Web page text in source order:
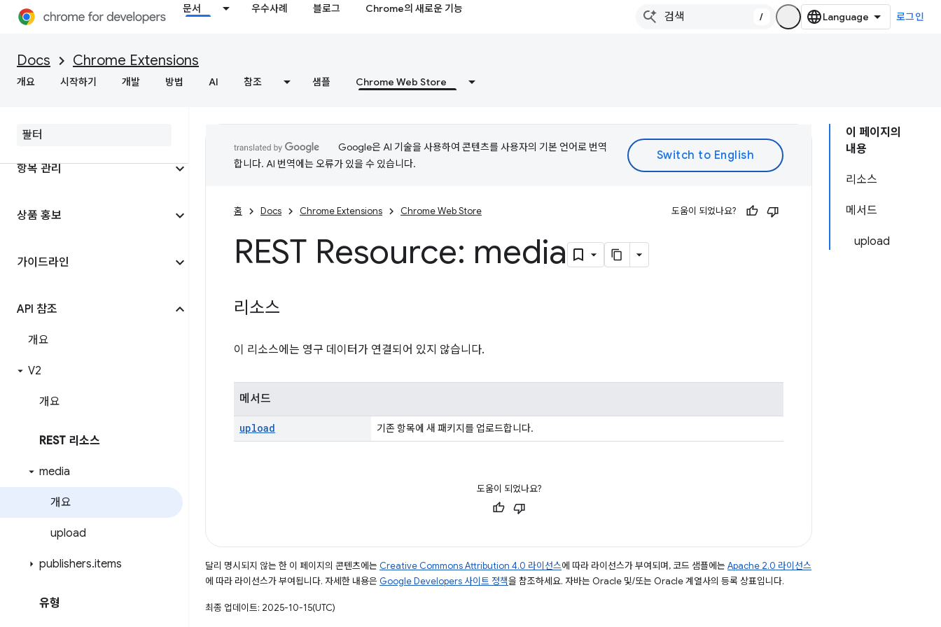
문서 우수사례 블로그 Chrome의 새로운 기능
/ 로그인
Docs Chrome Extensions
개요 시작하기 개발 방법 AI 참조 샘플 Chrome Web Store
콘텐츠 게시 전
항목 관리
상품 홍보
가이드라인
API 참조
개요
V2
개요
REST 리소스
media
개요
upload
publishers.items
유형
이 페이지의
내용
리소스
메서드
upload
Google은 AI 기술을 사용하여 콘텐츠를 사용자의 기본 언어로 번역
합니다. AI 번역에는 오류가 있을 수 있습니다.
홈 Docs Chrome Extensions Chrome Web Store 도움이 되었나요?
REST Resource: media
리소스
이 리소스에는 영구 데이터가 연결되어 있지 않습니다.
메서드
upload 기존 항목에 새 패키지를 업로드합니다.
도움이 되었나요?
달리 명시되지 않는 한 이 페이지의 콘텐츠에는 Creative Commons Attribution 4.0 라이선스에 따라 라이선스가 부여되며, 코드 샘플에는 Apache 2.0 라이선스
에 따라 라이선스가 부여됩니다. 자세한 내용은 Google Developers 사이트 정책을 참조하세요. 자바는 Oracle 및/또는 Oracle 계열사의 등록 상표입니다.
최종 업데이트: 2025-10-15(UTC)